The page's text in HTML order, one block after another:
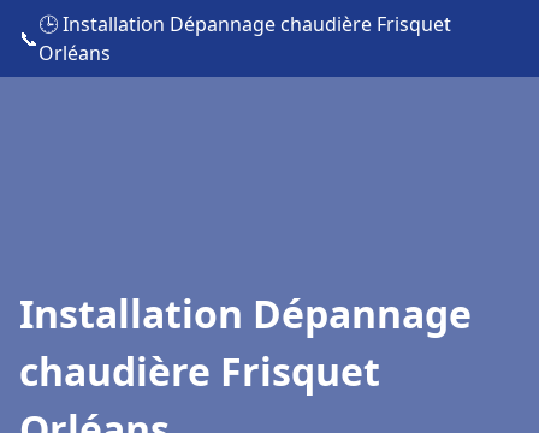
📞
🕒 Installation Dépannage chaudière Frisquet
Orléans
Installation Dépannage
chaudière Frisquet